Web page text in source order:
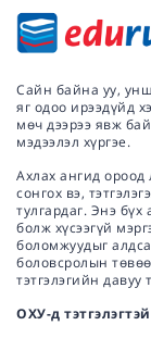
Сайн байна уу,
яг одоо ирээдүйд
мөч дээрээ явж
мэдээлэл хүргэе.
Ахлах ангид
сонгох вэ,
тулгардаг. Энэ бүх
болж хүсээгүй
боломжуудыг
боловсролын
тэтгэлэгийн
ОХУ-д